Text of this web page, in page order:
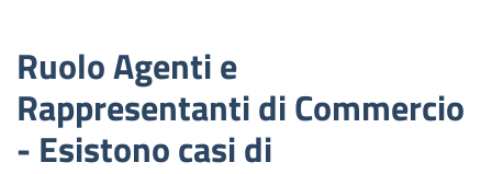
Ruolo Agenti e
Rappresentanti di Commercio
- Esistono casi di